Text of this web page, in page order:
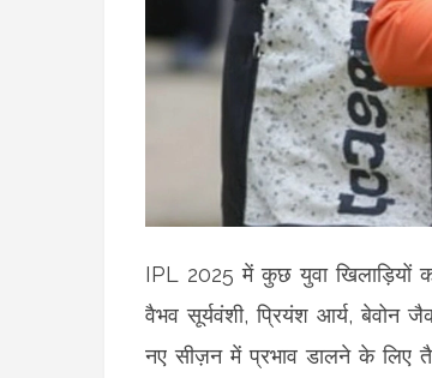
IPL 2025 में कुछ युवा खिलाड़ियों
वैभव सूर्यवंशी, प्रियंश आर्य, बेवोन
नए सीज़न में प्रभाव डालने के लिए